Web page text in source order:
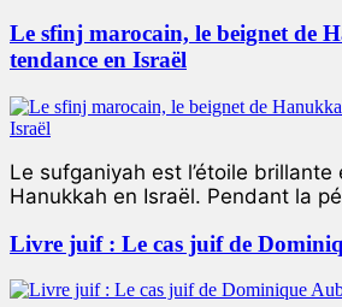
Le sfinj marocain, le beignet de
tendance en Israël
Le sufganiyah est l’étoile
Hanukkah en Israël. Pendant la
Livre juif : Le cas juif de